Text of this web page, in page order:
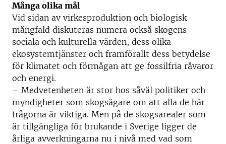
Många olika mål
Vid sidan av virkesproduktion och biologisk
mångfald diskuteras numera också skogens
sociala och kulturella värden, dess olika
ekosystemtjänster och framförallt dess betydelse
för klimatet och förmågan att ge fossilfria råvaror
och energi.
– Medvetenheten är stor hos såväl politiker och
myndigheter som skogsägare om att alla de här
frågorna är viktiga. Men på de skogsarealer som
är tillgängliga för brukande i Sverige ligger de
årliga avverkningarna nu i nivå med vad som